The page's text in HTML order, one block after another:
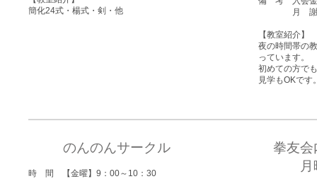
簡化24式・楊式・剣・他
月 謝
【教室紹介】
夜の時間帯の
っています。
初めての方で
見学もOKです
のんのんサークル
時 間 【金曜】9：00～10：30
拳友